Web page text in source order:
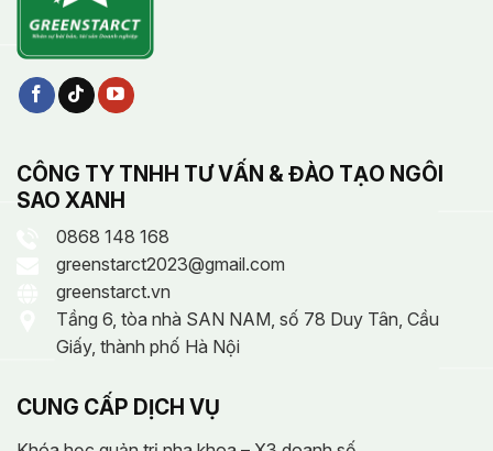
CÔNG TY TNHH TƯ VẤN & ĐÀO TẠO NGÔI
SAO XANH
0868 148 168
greenstarct2023@gmail.com
greenstarct.vn
Tầng 6, tòa nhà SAN NAM, số 78 Duy Tân, Cầu
Giấy, thành phố Hà Nội
CUNG CẤP DỊCH VỤ